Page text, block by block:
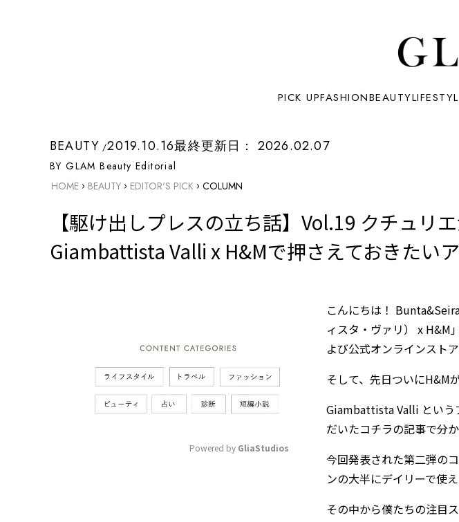
PICK UPFASHIONBEAUTY
BEAUTY 2019.10.16最終更新日： 2026.02.07
BY GLAM Beauty Editorial
HOME › BEAUTY › EDITOR'S PICK › COLUMN
【駆け出しプレスの立ち話】Vol.19 クチュリ
Giambattista Valli x H&Mで押さえておきたい
Powered by GliaStudios
こんにちは！
ィスタ・ヴァリ） x H&M
よび公式オンラインストア
そして、先日ついにH&M
Giambattista Valli という
だいたコチラの記事で分
今回発表された第二弾の
ンの大半にデイリーで使
その中から僕たちの注目